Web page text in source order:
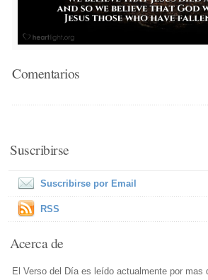
Comentarios
Suscribirse
Suscribirse por Email
RSS
Acerca de
El Verso del Día es leído actualmente por mas